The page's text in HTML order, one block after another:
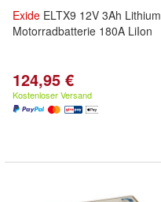
Exide ELTX9 12V 3Ah Lithium
Motorradbatterie 180A LiIon
124,95 €
Kostenloser Versand